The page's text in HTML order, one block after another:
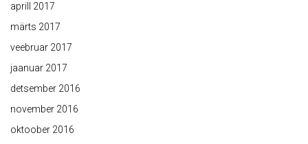
aprill 2017
märts 2017
veebruar 2017
jaanuar 2017
detsember 2016
november 2016
oktoober 2016